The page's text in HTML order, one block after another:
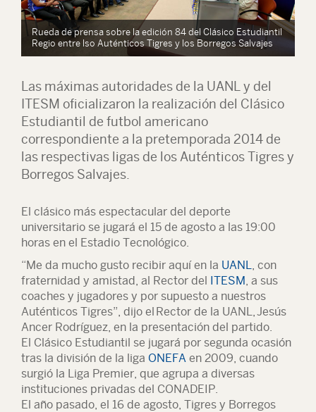
Rueda de prensa sobre la edición 84 del Clásico Estudiantil
Regio entre lso Auténticos Tigres y los Borregos Salvajes
Las máximas autoridades de la UANL y del
ITESM oficializaron la realización del Clásico
Estudiantil de futbol americano
correspondiente a la pretemporada 2014 de
las respectivas ligas de los Auténticos Tigres y
Borregos Salvajes.
El clásico más espectacular del deporte
universitario se jugará el 15 de agosto a las 19:00
horas en el Estadio Tecnológico.
“Me da mucho gusto recibir aquí en la UANL, con
fraternidad y amistad, al Rector del ITESM, a sus
coaches y jugadores y por supuesto a nuestros
Auténticos Tigres”, dijo el Rector de la UANL, Jesús
Ancer Rodríguez, en la presentación del partido.
El Clásico Estudiantil se jugará por segunda ocasión
tras la división de la liga ONEFA en 2009, cuando
surgió la Liga Premier, que agrupa a diversas
instituciones privadas del CONADEIP.
El año pasado, el 16 de agosto, Tigres y Borregos